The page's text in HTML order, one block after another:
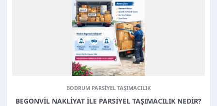
BODRUM PARSIYEL TAŞIMACILIK
BEGONVIL NAKLIYAT ILE PARSIYEL TAŞIMACILIK NEDIR?